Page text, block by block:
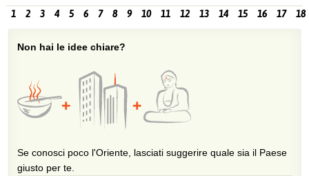
1 2 3 4 5 6 7 8 9 10 11 12 13 14 15 16 17 18
Non hai le idee chiare?
Se conosci poco l'Oriente, lasciati suggerire quale sia il Paese
giusto per te.